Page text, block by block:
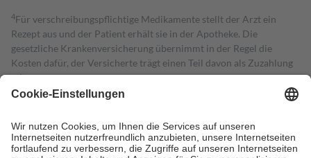
4Für verschreibungspflichtige Medikamente stellt der Arzt ein
Rezept aus und der Patient erhält sie in der Apotheke. Die
gesetzliche Krankenversicherung übernimmt in der Regel die
Kosten dafür, der Versicherte trägt einen Teil davon als Zuzahlung
mit.
Grundsätzlich leisten Mitglieder Zuzahlungen in Höhe von zehn
höchstens zehn Euro.
Es sind jedoch nie mehr als die tatsächlichen
Kosten der Leistung zu entrichten.
Diese Regeln gelten grundsätzlich auch für Online-Apotheken.